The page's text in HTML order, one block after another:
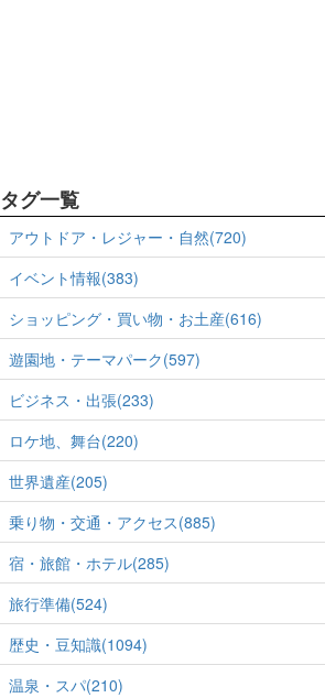
タグ一覧
アウトドア・レジャー・自然(720)
イベント情報(383)
ショッピング・買い物・お土産(616)
遊園地・テーマパーク(597)
ビジネス・出張(233)
ロケ地、舞台(220)
世界遺産(205)
乗り物・交通・アクセス(885)
宿・旅館・ホテル(285)
旅行準備(524)
歴史・豆知識(1094)
温泉・スパ(210)